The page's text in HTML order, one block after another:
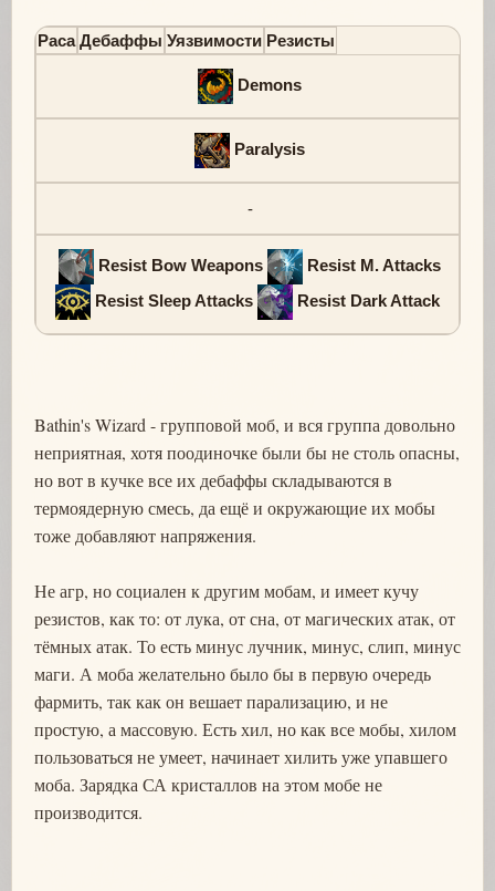
Раса Дебаффы Уязвимости Резисты
Demons
Paralysis
-
Resist Bow Weapons
Resist M. Attacks
Resist Sleep Attacks
Resist Dark Attack
Bathin's Wizard - групповой моб, и вся группа довольно
неприятная, хотя поодиночке были бы не столь опасны,
но вот в кучке все их дебаффы складываются в
термоядерную смесь, да ещё и окружающие их мобы
тоже добавляют напряжения.
Не агр, но социален к другим мобам, и имеет кучу
резистов, как то: от лука, от сна, от магических атак, от
тёмных атак. То есть минус лучник, минус, слип, минус
маги. А моба желательно было бы в первую очередь
фармить, так как он вешает парализацию, и не
простую, а массовую. Есть хил, но как все мобы, хилом
пользоваться не умеет, начинает хилить уже упавшего
моба. Зарядка СА кристаллов на этом мобе не
производится.